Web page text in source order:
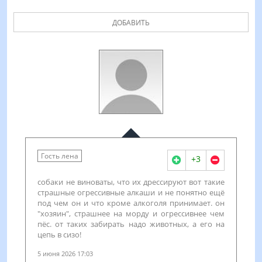
ДОБАВИТЬ
Гость лена +3
собаки не виноваты, что их дрессируют вот такие
страшные огрессивные алкаши и не понятно ещё
под чем он и что кроме алкоголя принимает. он
"хозяин", страшнее на морду и огрессивнее чем
пёс. от таких забирать надо животных, а его на
цепь в сизо!
5 июня 2026 17:03